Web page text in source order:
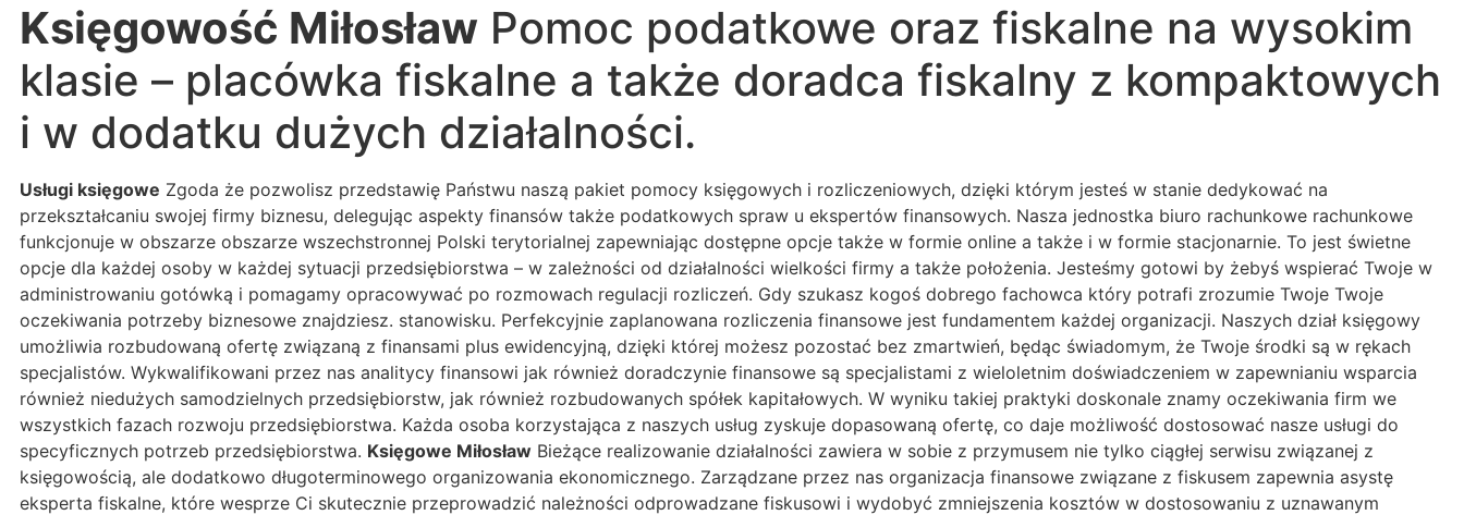
Księgowość Miłosław Pomoc podatkowe oraz fiskalne na wysokim
klasie – placówka fiskalne a także doradca fiskalny z kompaktowych
i w dodatku dużych działalności.
Usługi księgowe Zgoda że pozwolisz przedstawię Państwu naszą pakiet pomocy księgowych i rozliczeniowych, dzięki którym jesteś w stanie dedykować na
przekształcaniu swojej firmy biznesu, delegując aspekty finansów także podatkowych spraw u ekspertów finansowych. Nasza jednostka biuro rachunkowe rachunkowe
funkcjonuje w obszarze obszarze wszechstronnej Polski terytorialnej zapewniając dostępne opcje także w formie online a także i w formie stacjonarnie. To jest świetne
opcje dla każdej osoby w każdej sytuacji przedsiębiorstwa – w zależności od działalności wielkości firmy a także położenia. Jesteśmy gotowi by żebyś wspierać Twoje w
administrowaniu gotówką i pomagamy opracowywać po rozmowach regulacji rozliczeń. Gdy szukasz kogoś dobrego fachowca który potrafi zrozumie Twoje Twoje
oczekiwania potrzeby biznesowe znajdziesz. stanowisku. Perfekcyjnie zaplanowana rozliczenia finansowe jest fundamentem każdej organizacji. Naszych dział księgowy
umożliwia rozbudowaną ofertę związaną z finansami plus ewidencyjną, dzięki której możesz pozostać bez zmartwień, będąc świadomym, że Twoje środki są w rękach
specjalistów. Wykwalifikowani przez nas analitycy finansowi jak również doradczynie finansowe są specjalistami z wieloletnim doświadczeniem w zapewnianiu wsparcia
również niedużych samodzielnych przedsiębiorstw, jak również rozbudowanych spółek kapitałowych. W wyniku takiej praktyki doskonale znamy oczekiwania firm we
wszystkich fazach rozwoju przedsiębiorstwa. Każda osoba korzystająca z naszych usług zyskuje dopasowaną ofertę, co daje możliwość dostosować nasze usługi do
specyficznych potrzeb przedsiębiorstwa. Księgowe Miłosław Bieżące realizowanie działalności zawiera w sobie z przymusem nie tylko ciągłej serwisu związanej z
księgowością, ale dodatkowo długoterminowego organizowania ekonomicznego. Zarządzane przez nas organizacja finansowe związane z fiskusem zapewnia asystę
eksperta fiskalne, które wesprze Ci skutecznie przeprowadzić należności odprowadzane fiskusowi i wydobyć zmniejszenia kosztów w dostosowaniu z uznawanym